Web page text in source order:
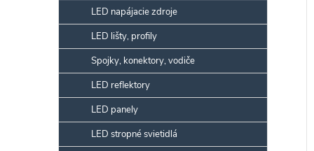
LED napájacie zdroje
LED lišty, profily
Spojky, konektory, vodiče
LED reflektory
LED panely
LED stropné svietidlá